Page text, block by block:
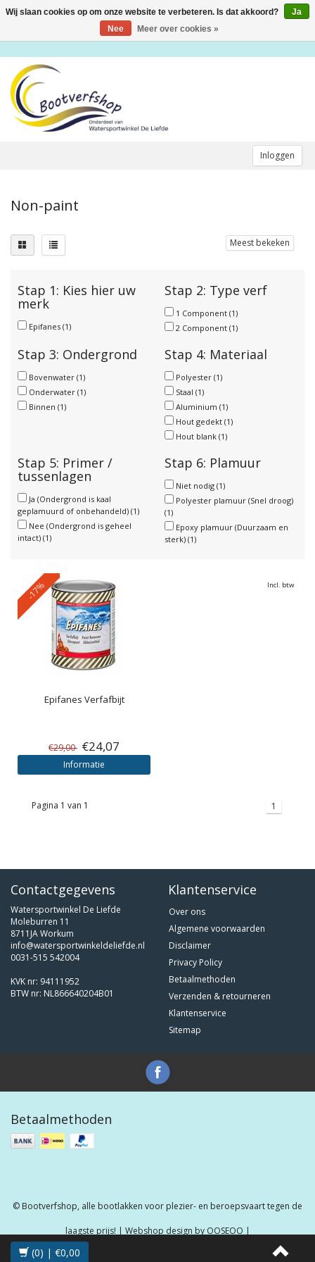
Inloggen
Toggle
Non-paint
Meest bekeken
Stap 1: Kies hier uw
merk
Epifanes (1)
Stap 2: Type verf
1 Component (1)
2 Component (1)
Stap 3: Ondergrond
Bovenwater (1)
Onderwater (1)
Binnen (1)
Stap 4: Materiaal
Polyester (1)
Staal (1)
Aluminium (1)
Hout gedekt (1)
Hout blank (1)
Stap 5: Primer /
tussenlagen
Ja (Ondergrond is kaal
geplamuurd of onbehandeld) (1)
Nee (Ondergrond is geheel
intact) (1)
Stap 6: Plamuur
Niet nodig (1)
Polyester plamuur (Snel droog)
(1)
Epoxy plamuur (Duurzaam en
sterk) (1)
-17%
Epifanes Verfafbijt
€29,00 €24,07
Informatie
Incl. btw
Pagina 1 van 1 1
Contactgegevens
Watersportwinkel De Liefde
Moleburren 11
8711JA Workum
info@watersportwinkeldeliefde.nl
0031-515 542004
KVK nr: 94111952
BTW nr: NL866640204B01
Klantenservice
Over ons
Algemene voorwaarden
Disclaimer
Privacy Policy
Betaalmethoden
Verzenden & retourneren
Klantenservice
Sitemap
Betaalmethoden
© Bootverfshop, alle bootlakken voor plezier- en beroepsvaart tegen de
laagste prijs! | Webshop design by OOSEOO |
(0) | €0,00
Wij slaan cookies op om onze website te verbeteren. Is dat akkoord?
Ja
Nee
Meer over cookies »